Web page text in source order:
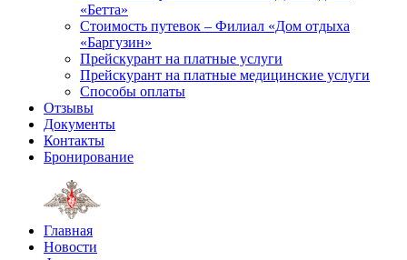
«Бетта»
Стоимость путевок – Филиал «Дом отдыха
«Баргузин»
Прейскурант на платные услуги
Прейскурант на платные медицинские услуги
Способы оплаты
Отзывы
Документы
Контакты
Бронирование
Главная
Новости